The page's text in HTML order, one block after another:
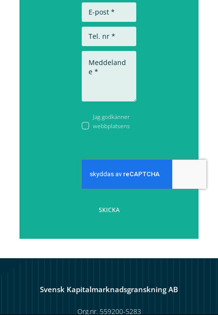
Jag godkänner
webbplatsens
SKICKA
Svensk Kapitalmarknadsgranskning AB
Org.nr. 559200-5283